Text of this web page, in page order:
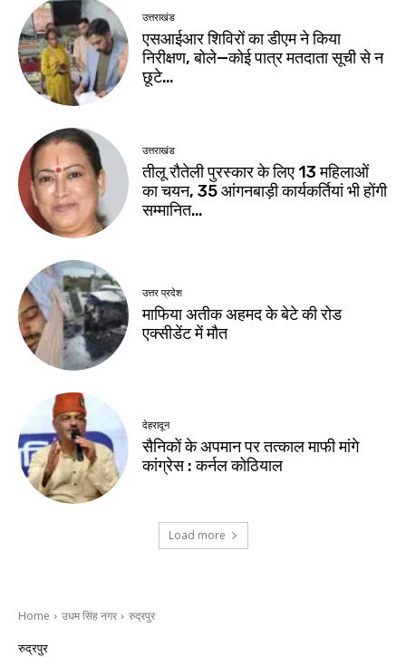
उत्तराखंड
एसआईआर शिविरों का डीएम ने किया
निरीक्षण, बोले—कोई पात्र मतदाता सूची से न
छूटे…
उत्तराखंड
तीलू रौतेली पुरस्कार के लिए 13 महिलाओं
का चयन, 35 आंगनबाड़ी कार्यकर्तियां भी होंगी
सम्मानित…
उत्तर प्रदेश
माफिया अतीक अहमद के बेटे की रोड
एक्सीडेंट में मौत
देहरादून
सैनिकों के अपमान पर तत्काल माफी मांगे
कांग्रेस : कर्नल कोठियाल
Load more